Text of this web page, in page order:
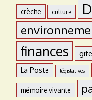
crèche culture
finances
La Poste législatives
mémoire vivante